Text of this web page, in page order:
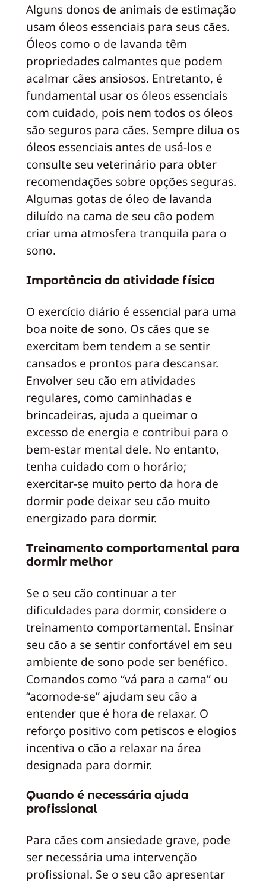
Alguns donos de animais de estimação
usam óleos essenciais para seus cães.
Óleos como o de lavanda têm
propriedades calmantes que podem
acalmar cães ansiosos. Entretanto, é
fundamental usar os óleos essenciais
com cuidado, pois nem todos os óleos
são seguros para cães. Sempre dilua os
óleos essenciais antes de usá-los e
consulte seu veterinário para obter
recomendações sobre opções seguras.
Algumas gotas de óleo de lavanda
diluído na cama de seu cão podem
criar uma atmosfera tranquila para o
sono.
Importância da atividade física
O exercício diário é essencial para uma
boa noite de sono. Os cães que se
exercitam bem tendem a se sentir
cansados e prontos para descansar.
Envolver seu cão em atividades
regulares, como caminhadas e
brincadeiras, ajuda a queimar o
excesso de energia e contribui para o
bem-estar mental dele. No entanto,
tenha cuidado com o horário;
exercitar-se muito perto da hora de
dormir pode deixar seu cão muito
energizado para dormir.
Treinamento comportamental para
dormir melhor
Se o seu cão continuar a ter
dificuldades para dormir, considere o
treinamento comportamental. Ensinar
seu cão a se sentir confortável em seu
ambiente de sono pode ser benéfico.
Comandos como “vá para a cama” ou
“acomode-se” ajudam seu cão a
entender que é hora de relaxar. O
reforço positivo com petiscos e elogios
incentiva o cão a relaxar na área
designada para dormir.
Quando é necessária ajuda
profissional
Para cães com ansiedade grave, pode
ser necessária uma intervenção
profissional. Se o seu cão apresentar